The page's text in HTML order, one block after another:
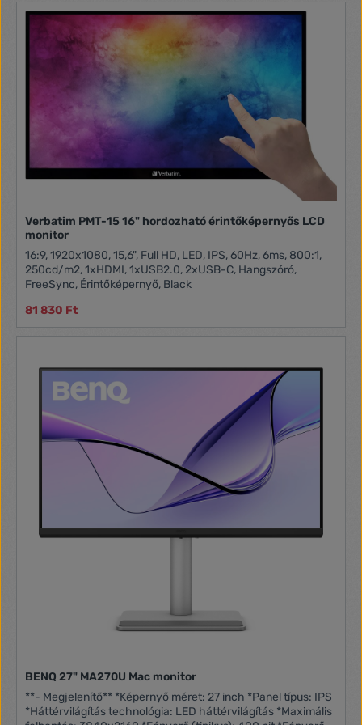
Verbatim PMT-15 16" hordozható érintőképernyős LCD
monitor
16:9, 1920x1080, 15,6", Full HD, LED, IPS, 60Hz, 6ms, 800:1,
250cd/m2, 1xHDMI, 1xUSB2.0, 2xUSB-C, Hangszóró,
FreeSync, Érintőképernyő, Black
81 830 Ft
BENQ 27" MA270U Mac monitor
**- Megjelenítő** *Képernyő méret: 27 inch *Panel típus: IPS
*Háttérvilágítás technológia: LED háttérvilágítás *Maximális